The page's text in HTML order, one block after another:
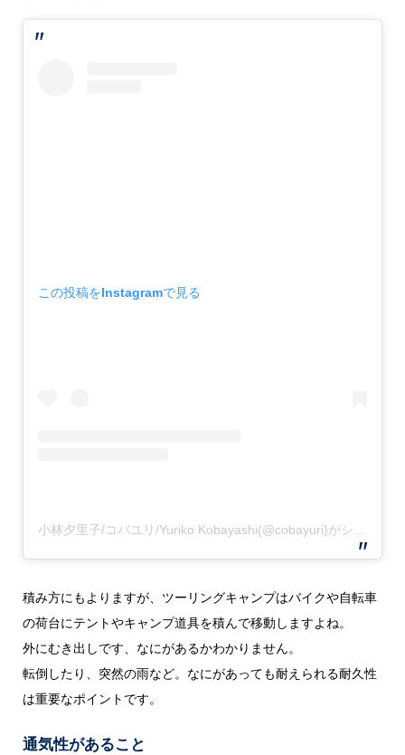
この投稿をInstagramで見る
積み方にもよりますが、ツーリングキャンプはバイクや自転車
の荷台にテントやキャンプ道具を積んで移動しますよね。
外にむき出しです、なにがあるかわかりません。
転倒したり、突然の雨など。なにがあっても耐えられる耐久性
は重要なポイントです。
通気性があること